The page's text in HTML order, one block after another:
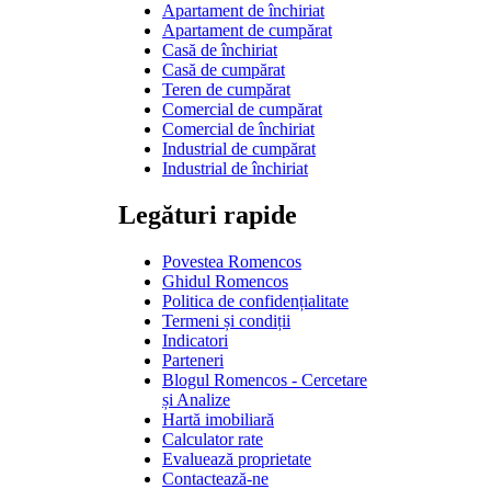
Apartament de închiriat
Apartament de cumpărat
Casă de închiriat
Casă de cumpărat
Teren de cumpărat
Comercial de cumpărat
Comercial de închiriat
Industrial de cumpărat
Industrial de închiriat
Legături rapide
Povestea Romencos
Ghidul Romencos
Politica de confidențialitate
Termeni și condiții
Indicatori
Parteneri
Blogul Romencos - Cercetare
și Analize
Hartă imobiliară
Calculator rate
Evaluează proprietate
Contactează-ne